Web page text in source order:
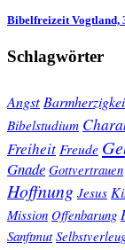
Bibelfreizeit Vogtland,
Schlagwörter
Angst
Bibelstudium
Freiheit Freude
Gnade Gottvertrauen
Hoffnung Jesus
Mission Offenbarung
Sanftmut